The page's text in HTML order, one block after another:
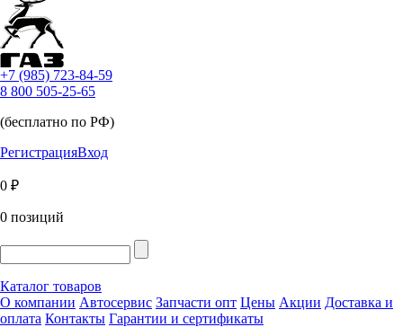
+7 (985) 723-84-59
8 800 505-25-65
(бесплатно по РФ)
РегистрацияВход
0 ₽
0 позиций
Каталог товаров
О компании Автосервис Запчасти опт Цены Акции Доставка и
оплата Контакты Гарантии и сертификаты